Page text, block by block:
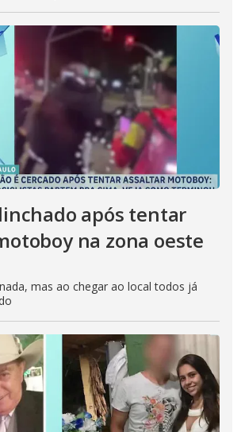
após tentar
na zona oeste
mas ao chegar ao local todos já